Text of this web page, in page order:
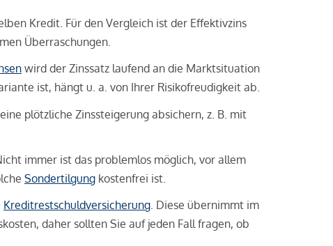
Kredit. Für den Vergleich ist der Effektivzins
Überraschungen.
wird der Zinssatz laufend an die Marktsituation
ist, hängt u. a. von Ihrer Risikofreudigkeit ab.
plötzliche Zinssteigerung absichern, z. B. mit
immer ist das problemlos möglich, vor allem
Sondertilgung kostenfrei ist.
Kreditrestschuldversicherung . Diese übernimmt im
daher sollten Sie auf jeden Fall fragen, ob